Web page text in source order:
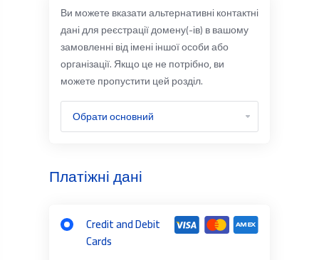
Ви можете вказати альтернативні контактні
дані для реєстрації домену(-ів) в вашому
замовленні від імені іншої особи або
організації. Якщо це не потрібно, ви
можете пропустити цей розділ.
Платіжні дані
Credit and Debit
Cards